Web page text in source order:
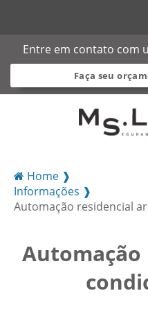
Entre em contato com
Faça seu
Home ❱
Informações ❱
Automação residencial